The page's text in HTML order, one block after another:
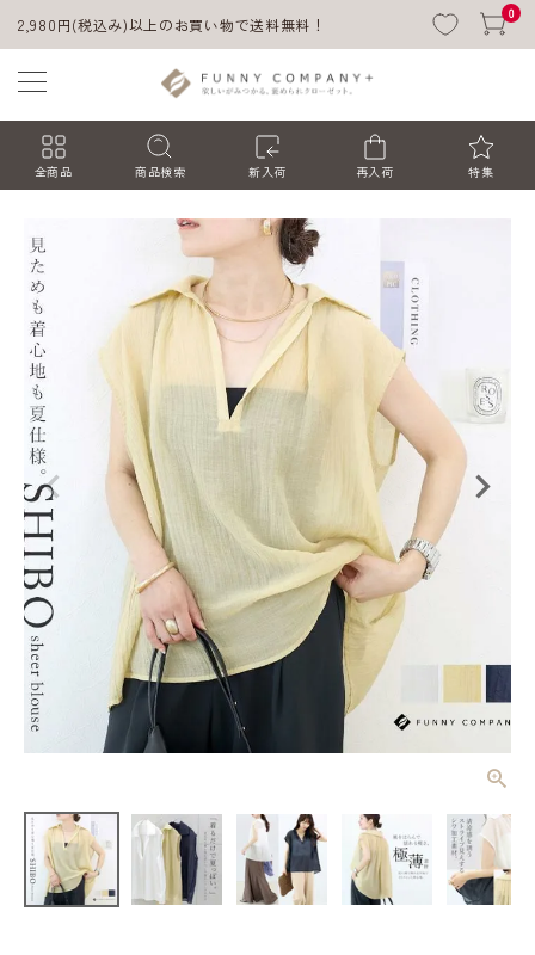
2,980円(税込み)以上のお買い物で送料無料！
0
全商品 商品検索 新入荷 再入荷 特集
ACCOUNT MENU
ようこそ ゲスト 様
ログイン 会員登録
シワ加工スキ
ッパーフレン
可/ma1.5】